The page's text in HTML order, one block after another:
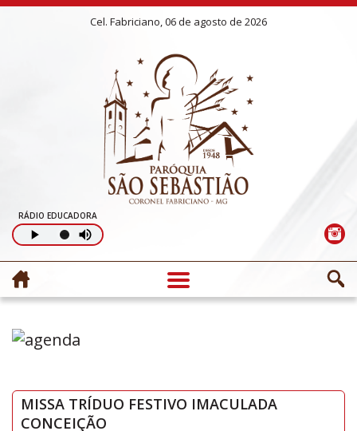
Cel. Fabriciano, 06 de agosto de 2026
RÁDIO EDUCADORA
MISSA TRÍDUO FESTIVO IMACULADA
CONCEIÇÃO